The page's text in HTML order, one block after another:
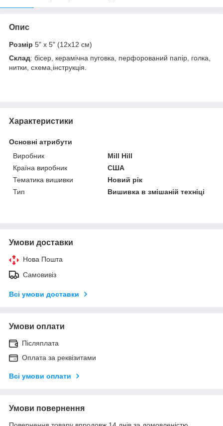
Опис
Розмір 5" x 5" (12х12 см)
Склад: бісер, керамічна пуговка, перфорований папір, голка,
нитки, схема,інструкція.
Характеристики
Основні атрибути
Виробник
Mill Hill
Країна виробник
США
Тематика вишивки
Новий рік
Тип
Вишивка в змішаній техніці
Умови доставки
Нова Пошта
Самовивіз
Всі умови доставки
Умови оплати
Післяплата
Оплата за реквізитами
Всі умови оплати
Умови повернення